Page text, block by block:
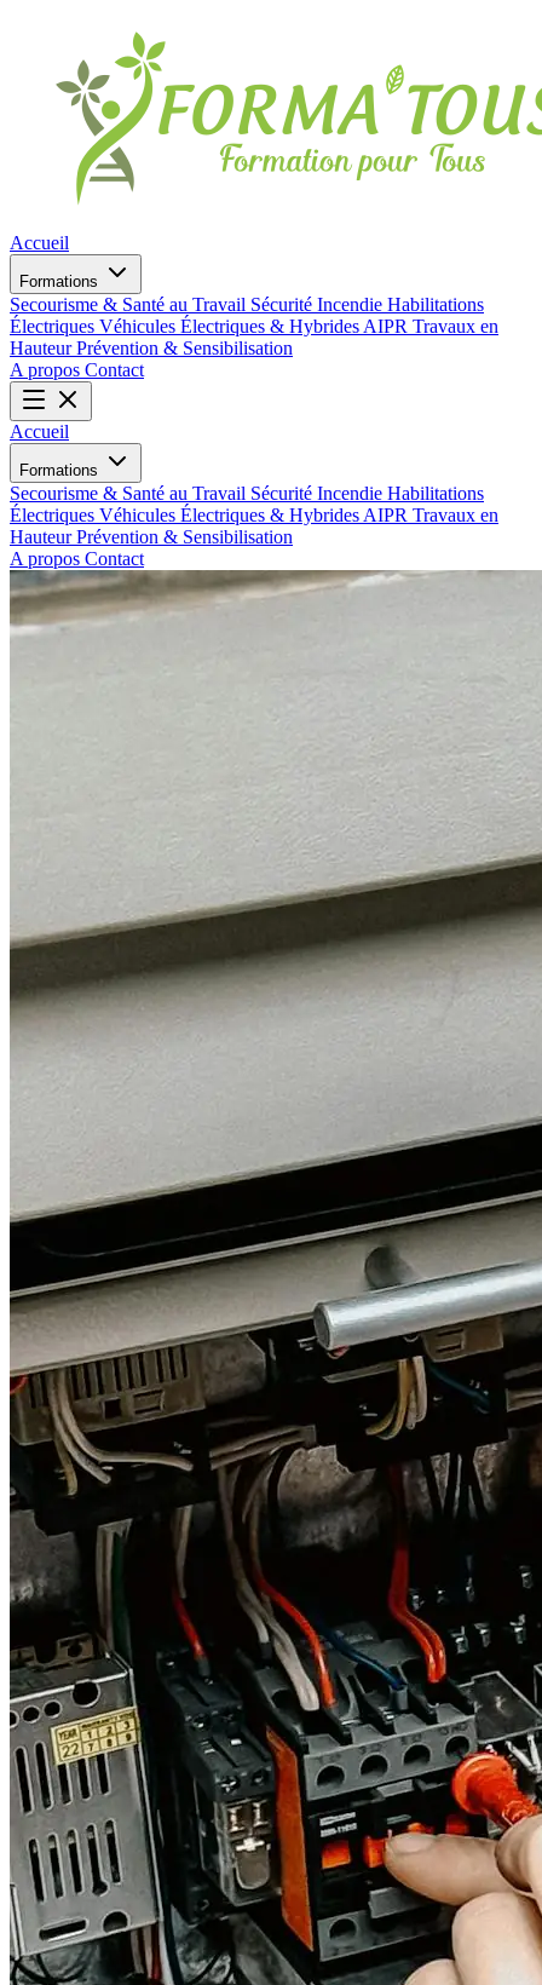
Accueil
Formations
Secourisme & Santé au Travail Sécurité Incendie Habilitations
Électriques Véhicules Électriques & Hybrides AIPR Travaux en
HauteurPrévention & Sensibilisation
A propos Contact
Accueil
Formations
Secourisme & Santé au Travail Sécurité Incendie Habilitations
Électriques Véhicules Électriques & Hybrides AIPR Travaux en
HauteurPrévention & Sensibilisation
A propos Contact